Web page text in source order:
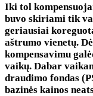
Iki tol
buvo skiriami tik
geriausiai
aštrumo vienetų.
kompensavimu
vaikų. Dabar
draudimo fondas
bazinės kainos